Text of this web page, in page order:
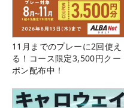
11月までのプレーに2回使え
る！コース限定3,500円クー
ポン配布中！